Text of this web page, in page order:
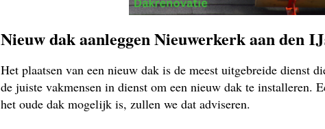
Nieuw dak aanleggen Nieuwerkerk aan den
Het plaatsen van een nieuw dak is de meest uitgebreide dienst
de juiste vakmensen in dienst om een nieuw dak te installeren.
het oude dak mogelijk is, zullen we dat adviseren.